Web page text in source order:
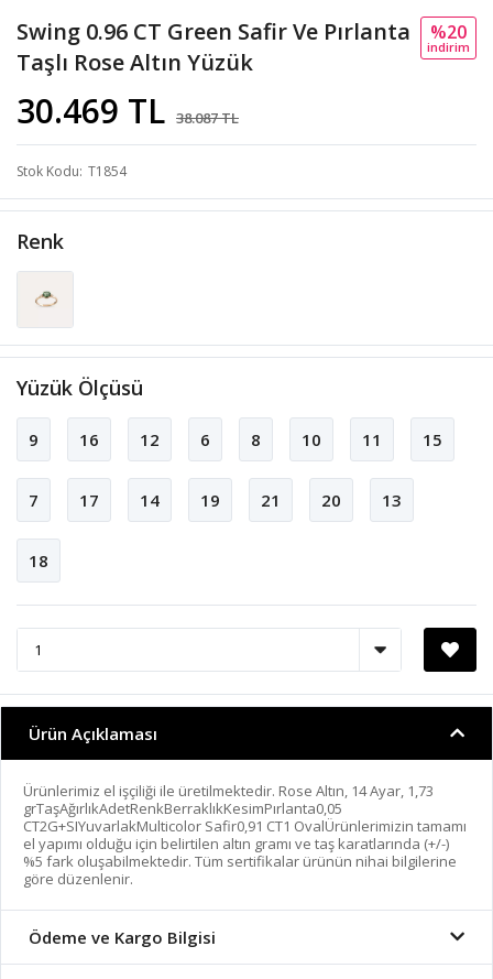
Swing 0.96 CT Green Safir Ve Pırlanta
Taşlı Rose Altın Yüzük
30.469 TL 38.087 TL
%20
i̇ndi̇ri̇m
Stok Kodu T1854
Renk
Yüzük Ölçüsü
9 16 12 6 8 10 11 15
7 17 14 19 21 20 13
18
Ürün Açıklaması
Ürünlerimiz el işçiliği ile üretilmektedir. Rose Altın, 14 Ayar, 1,73
grTaşAğırlıkAdetRenkBerraklıkKesimPırlanta0,05
CT2G+SIYuvarlakMulticolor Safir0,91 CT1 OvalÜrünlerimizin tamamı
el yapımı olduğu için belirtilen altın gramı ve taş karatlarında (+/-)
%5 fark oluşabilmektedir. Tüm sertifikalar ürünün nihai bilgilerine
göre düzenlenir.
Ödeme ve Kargo Bilgisi